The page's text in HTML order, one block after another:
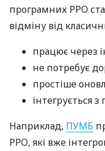
програмних РРО
відміну від
працює через
не потребує
простіше
інтегрується
Наприклад, ПУМБ
РРО, які вже